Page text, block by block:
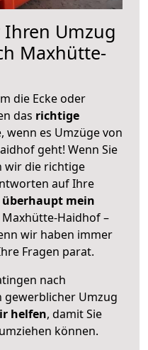
Ihren Umzug
Maxhütte-
die Ecke oder
das richtige
wenn es Umzüge von
geht! Wenn Sie
wir die richtige
auf Ihre
mein
Haidhof –
wir haben immer
Fragen parat.
nach
Umzug
helfen, damit Sie
können.